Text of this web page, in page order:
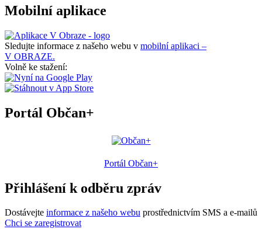
Mobilní aplikace
Sledujte informace z našeho webu v mobilní aplikaci –
V OBRAZE.
Volně ke stažení:
Portál Občan+
Portál Občan+
Přihlášení k odběru zpráv
Dostávejte informace z našeho webu prostřednictvím SMS a e-mailů
Chci se zaregistrovat